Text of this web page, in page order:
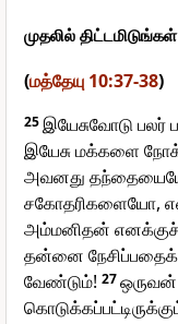
முதலில் திட்டமிடுங்கள்
(மத்தேயு 10:37-38)
25இயேசுவோடு
இயேசு மக்களை
அவனது
சகோதரிகளையோ,
அம்மனிதன் எனக்குச்
தன்னை நேசிப்பதைக்
வேண்டும்! 27